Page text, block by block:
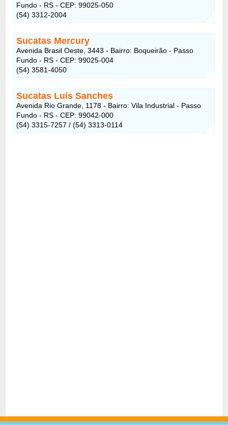
Fundo - RS - CEP: 99025-050
(54) 3312-2004
Sucatas Mercury
Avenida Brasil Oeste, 3443 - Bairro: Boqueirão - Passo
Fundo - RS - CEP: 99025-004
(54) 3581-4050
Sucatas Luis Sanches
Avenida Rio Grande, 1178 - Bairro: Vila Industrial - Passo
Fundo - RS - CEP: 99042-000
(54) 3315-7257 / (54) 3313-0114